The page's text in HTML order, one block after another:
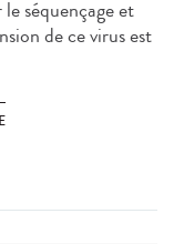
séquençage et
de ce virus est